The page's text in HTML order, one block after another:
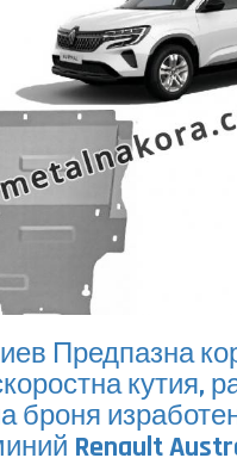
Предпазна
кутия,
броня
Renault